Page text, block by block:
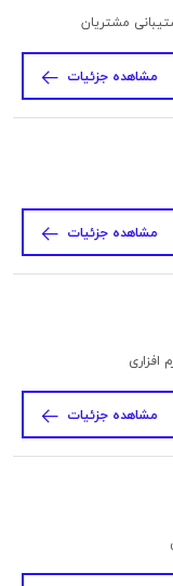
مشتریان
مشاهده جزئیات
مشاهده جزئیات
مشاهده جزئیات